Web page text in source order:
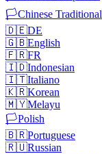
🏳️Chinese Traditional
🇩🇪DE
🇬🇧English
🇫🇷FR
🇮🇩Indonesian
🇮🇹Italiano
🇰🇷Korean
🇲🇾Melayu
🏳️Polish
🇧🇷Portuguese
🇷🇺Russian